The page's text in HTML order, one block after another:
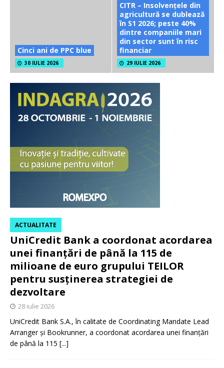
Cinci ani de PPC blue
30 IULIE 2026
CITR – Insolvențele din
agricultură se dublează
în S1 2026; peste 40%
dintre companiile mari
din sector sunt în risc
financiar
29 IULIE 2026
UniCredit Bank a coordonat acordarea
unei finanțări de până la 115 de
milioane de euro grupului TEILOR
pentru susținerea strategiei de
dezvoltare
ACTUALITATE
28 iulie 2026
UniCredit Bank S.A., în calitate de Coordinating Mandate Lead
Arranger și Bookrunner, a coordonat acordarea unei finanțări
de până la 115 [...]